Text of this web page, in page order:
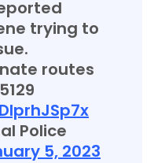
trying to
routes
Police
5, 2023